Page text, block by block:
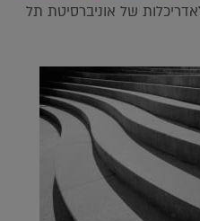
של אוניברסיטת תל